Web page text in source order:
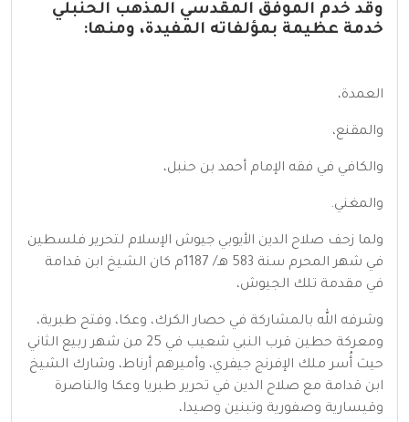
وقد خدم الموفق المقدسي المذهب الحنبلي
خدمة عظيمة بمؤلفاته المفيدة، ومنها:
العمدة،
والمقنع،
والكافي في فقه الإمام أحمد بن حنبل،
والمغني.
ولما زحف صلاح الدين الأيوبي جيوش الإسلام لتحرير فلسطين
في شهر المحرم سنة 583 هـ/ 1187م كان الشيخ ابن قدامة
في مقدمة تلك الجيوش،
وشرفه الله بالمشاركة في حصار الكرك، وعكا، وفتح طبرية،
ومعركة حطين قرب النبي شعيب في 25 من شهر ربيع الثاني
حيث أُسر ملك الإفرنج جيفري، وأميرهم أرناط، وشارك الشيخ
ابن قدامة مع صلاح الدين في تحرير طبريا وعكا والناصرة
وقيسارية وصفورية وتبنين وصيدا،